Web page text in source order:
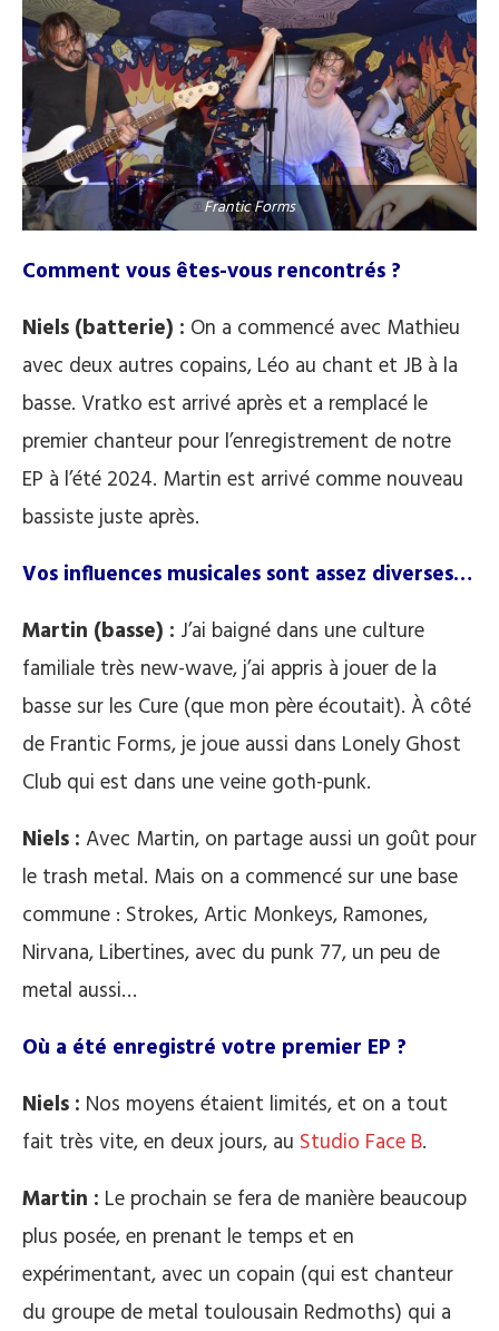
Frantic Forms
Comment vous êtes-vous rencontrés ?
Niels (batterie) : On a commencé avec Mathieu
avec deux autres copains, Léo au chant et JB à la
basse. Vratko est arrivé après et a remplacé le
premier chanteur pour l’enregistrement de notre
EP à l’été 2024. Martin est arrivé comme nouveau
bassiste juste après.
Vos influences musicales sont assez diverses…
Martin (basse) : J’ai baigné dans une culture
familiale très new-wave, j’ai appris à jouer de la
basse sur les Cure (que mon père écoutait). À côté
de Frantic Forms, je joue aussi dans Lonely Ghost
Club qui est dans une veine goth-punk.
Niels : Avec Martin, on partage aussi un goût pour
le trash metal. Mais on a commencé sur une base
commune : Strokes, Artic Monkeys, Ramones,
Nirvana, Libertines, avec du punk 77, un peu de
metal aussi…
Où a été enregistré votre premier EP ?
Niels : Nos moyens étaient limités, et on a tout
fait très vite, en deux jours, au Studio Face B.
Martin : Le prochain se fera de manière beaucoup
plus posée, en prenant le temps et en
expérimentant, avec un copain (qui est chanteur
du groupe de metal toulousain Redmoths) qui a